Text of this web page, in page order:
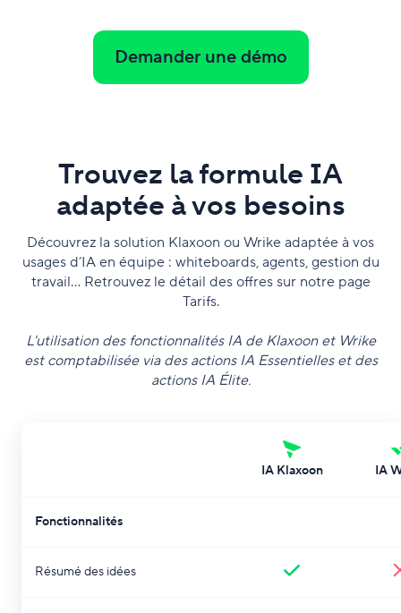
Demander une démo
Trouvez la formule IA
adaptée à vos besoins
Découvrez la solution Klaxoon ou Wrike adaptée à vos
usages d’IA en équipe : whiteboards, agents, gestion du
travail… Retrouvez le détail des offres sur notre page
Tarifs.
L'utilisation des fonctionnalités IA de Klaxoon et Wrike
est comptabilisée via des actions IA Essentielles et des
actions IA Élite.
IA Klaxoon IA
Fonctionnalités
Résumé des idées